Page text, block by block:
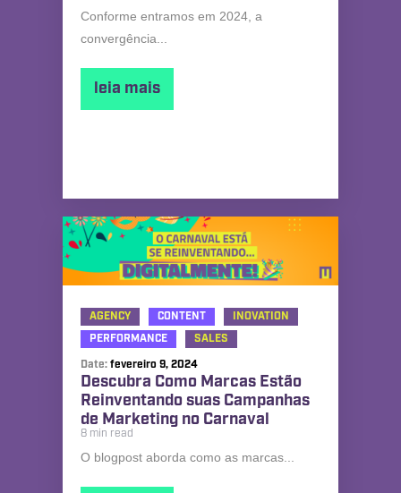
Conforme entramos em 2024, a
convergência...
leia mais
AGENCY CONTENT
INOVATION
PERFORMANCE
SALES
Date: fevereiro 9, 2024
Descubra Como Marcas Estão
Reinventando suas Campanhas
de Marketing no Carnaval
8 min read
O blogpost aborda como as marcas...